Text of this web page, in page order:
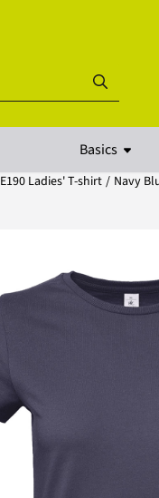
Basics
E190 Ladies' T-shirt / Navy